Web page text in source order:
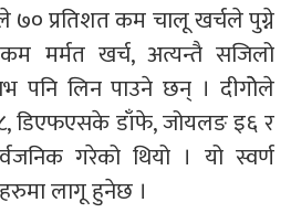
७० प्रतिशत कम चालू खर्चले पुग्ने
कम मर्मत खर्च, अत्यन्तै सजिलो
पनि लिन पाउने छन् । दीगोेले
डिएफएसके डाँफे, जोयलङ इ६ र
गरेको थियो । यो स्वर्ण
लागू हुनेछ ।